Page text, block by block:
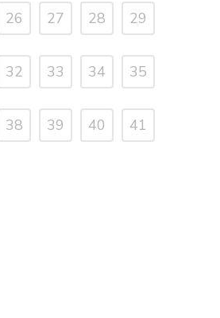
26 27 28 29
32 33 34 35
38 39 40 41